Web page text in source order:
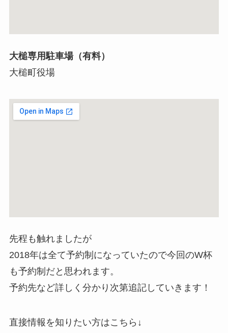
大槌専用駐車場（有料）
大槌町役場
先程も触れましたが
2018年は全て予約制になっていたので今回のW杯
も予約制だと思われます。
予約先など詳しく分かり次第追記していきます！
直接情報を知りたい方はこちら↓